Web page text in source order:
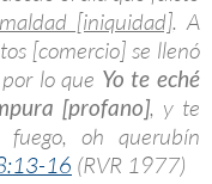
[iniquidad]. A
[comercio] se llenó
lo que Yo te eché
[profano], y te
oh querubín
16 (RVR 1977)